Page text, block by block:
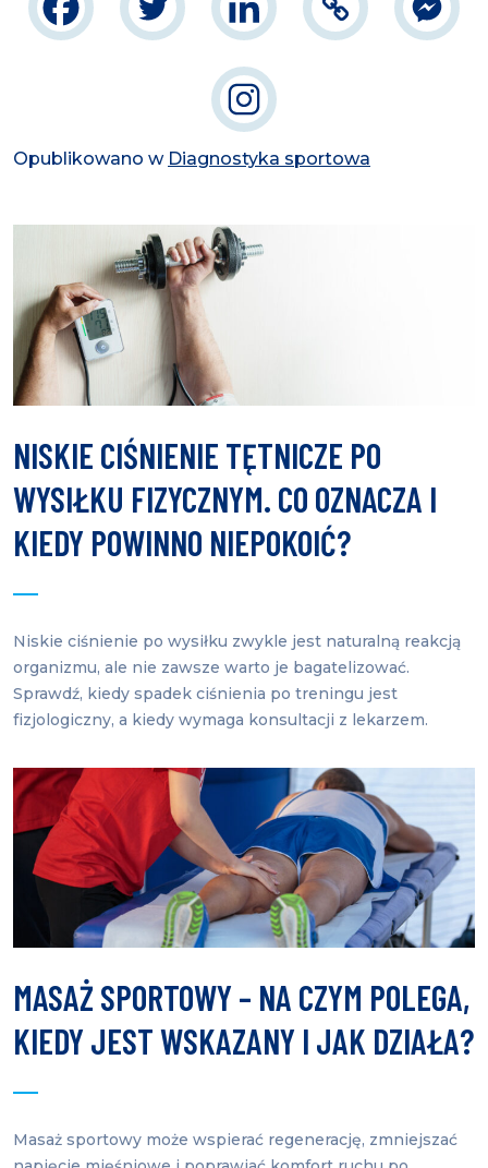
Opublikowano w Diagnostyka sportowa
NISKIE CIŚNIENIE TĘTNICZE PO
WYSIŁKU FIZYCZNYM. CO OZNACZA I
KIEDY POWINNO NIEPOKOIĆ?
Niskie ciśnienie po wysiłku zwykle jest naturalną reakcją
organizmu, ale nie zawsze warto je bagatelizować.
Sprawdź, kiedy spadek ciśnienia po treningu jest
fizjologiczny, a kiedy wymaga konsultacji z lekarzem.
MASAŻ SPORTOWY – NA CZYM POLEGA,
KIEDY JEST WSKAZANY I JAK DZIAŁA?
Masaż sportowy może wspierać regenerację, zmniejszać